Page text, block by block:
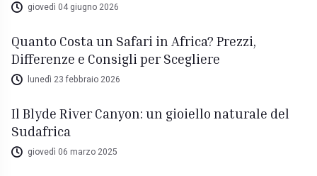
giovedì 04 giugno 2026
Quanto Costa un Safari in Africa? Prezzi,
Differenze e Consigli per Scegliere
lunedì 23 febbraio 2026
Il Blyde River Canyon: un gioiello naturale del
Sudafrica
giovedì 06 marzo 2025